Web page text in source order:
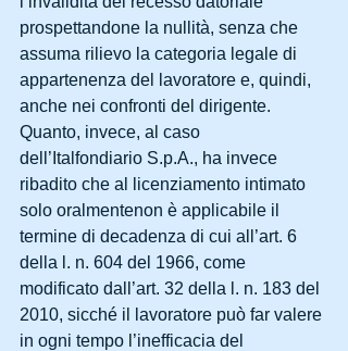
prospettandone la nullità, senza che
assuma rilievo la categoria legale di
appartenenza del lavoratore e, quindi,
anche nei confronti del dirigente.
Quanto, invece, al caso
dell’Italfondiario S.p.A., ha invece
ribadito che al licenziamento intimato
solo oralmentenon è applicabile il
termine di decadenza di cui all’art. 6
della l. n. 604 del 1966, come
modificato dall’art. 32 della l. n. 183 del
2010, sicché il lavoratore può far valere
in ogni tempo l’inefficacia del